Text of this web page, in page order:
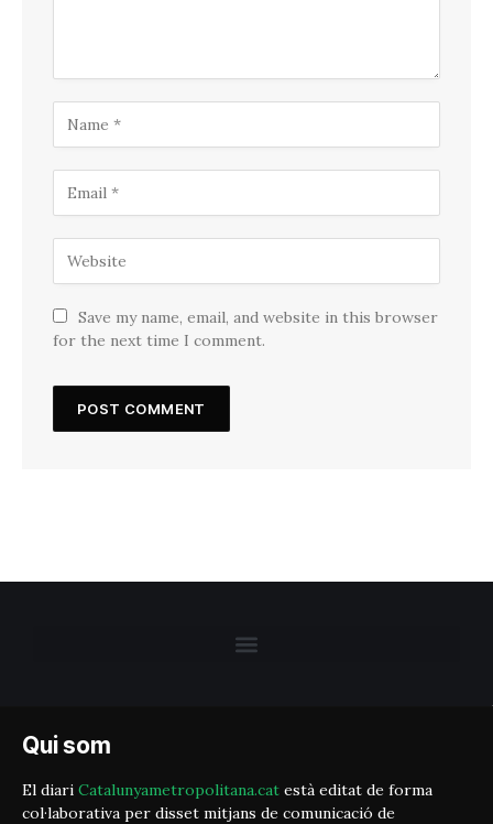
Save my name, email, and website in this browser
for the next time I comment.
Qui som
El diari Catalunyametropolitana.cat està editat de forma
col·laborativa per disset mitjans de comunicació de